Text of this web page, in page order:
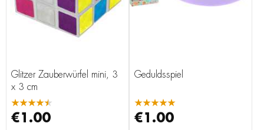
Glitzer Zauberwürfel mini, 3
x 3 cm
★★★★★
€1.00
Geduldsspiel
★★★★★
€1.00